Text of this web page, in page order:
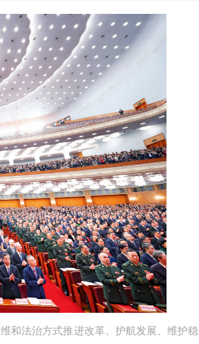
和法治方式推进改革、护航发展、维护稳